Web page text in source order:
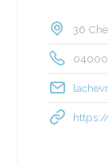
36